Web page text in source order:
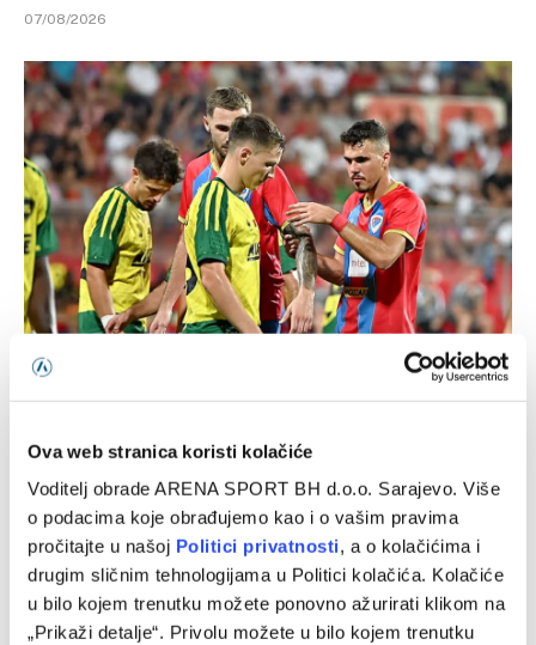
Ova web stranica koristi kolačiće
Voditelj obrade ARENA SPORT BH d.o.o. Sarajevo. Više
o podacima koje obrađujemo kao i o vašim pravima
pročitajte u našoj Politici privatnosti, a o kolačićima i
drugim sličnim tehnologijama u Politici kolačića. Kolačiće
u bilo kojem trenutku možete ponovno ažurirati klikom na
„Prikaži detalje“. Privolu možete u bilo kojem trenutku
07/08/2026
Borac slavio protiv Vitebska, ali ima za čime i da žali: